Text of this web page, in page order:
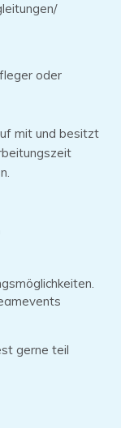
oder
mit und besitzt
gerne teil